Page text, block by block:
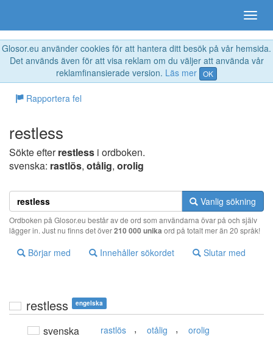
Glosor.eu använder cookies för att hantera ditt besök på vår hemsida.
Det används även för att visa reklam om du väljer att använda vår
reklamfinansierade version. Läs mer OK
Rapportera fel
restless
Sökte efterrestless i ordboken.
svenska: rastlös, otålig, orolig
Vanlig sökning
Ordboken på Glosor.eu består av de ord som användarna övar på och själv
lägger in. Just nu finns det över210 000 unika ord på totalt mer än 20 språk!
Börjar med Innehåller sökordet Slutar med
restless engelska
svenska rastlös , otålig , orolig